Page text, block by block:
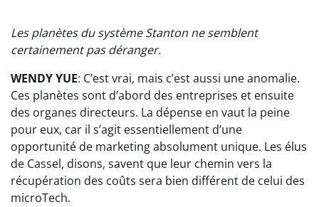
Les planètes du système Stanton ne semblent
certainement pas déranger.
WENDY YUE: C’est vrai, mais c’est aussi une anomalie.
Ces planètes sont d’abord des entreprises et ensuite
des organes directeurs. La dépense en vaut la peine
pour eux, car il s’agit essentiellement d’une
opportunité de marketing absolument unique. Les élus
de Cassel, disons, savent que leur chemin vers la
récupération des coûts sera bien différent de celui des
microTech.